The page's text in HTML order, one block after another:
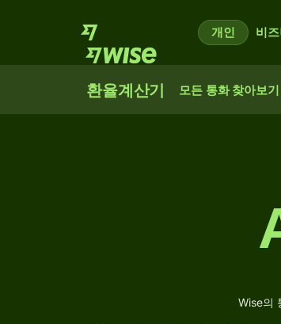
개인 비
환율계산기 모든 통화 찾아보기
Wise의